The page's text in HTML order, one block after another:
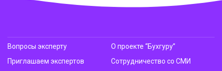
Вопросы эксперту
Приглашаем экспертов
О проекте “Бухгуру”
Сотрудничество со СМИ